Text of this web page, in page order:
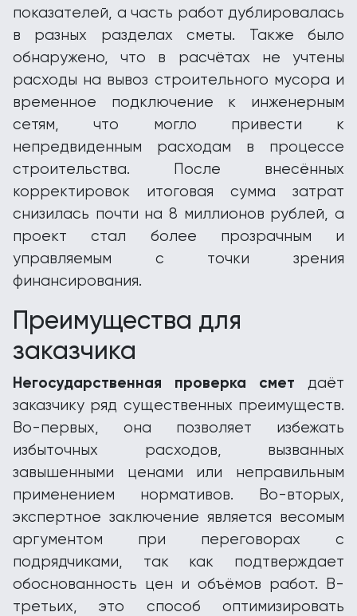
показателей, а часть работ дублировалась
в разных разделах сметы. Также было
обнаружено, что в расчётах не учтены
расходы на вывоз строительного мусора и
временное подключение к инженерным
сетям, что могло привести к
непредвиденным расходам в процессе
строительства. После внесённых
корректировок итоговая сумма затрат
снизилась почти на 8 миллионов рублей, а
проект стал более прозрачным и
управляемым с точки зрения
финансирования.
Преимущества для
заказчика
Негосударственная проверка смет даёт
заказчику ряд существенных преимуществ.
Во-первых, она позволяет избежать
избыточных расходов, вызванных
завышенными ценами или неправильным
применением нормативов. Во-вторых,
экспертное заключение является весомым
аргументом при переговорах с
подрядчиками, так как подтверждает
обоснованность цен и объёмов работ. В-
третьих, это способ оптимизировать